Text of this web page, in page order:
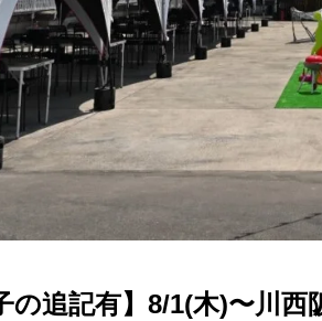
の追記有】8/1(木)〜川